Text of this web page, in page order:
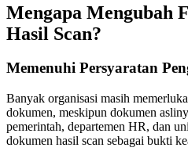
Mengapa Mengubah
Hasil Scan?
Memenuhi Persyaratan
Banyak organisasi masih
dokumen, meskipun dokumen
pemerintah, departemen HR, dan
dokumen hasil scan sebagai bukti